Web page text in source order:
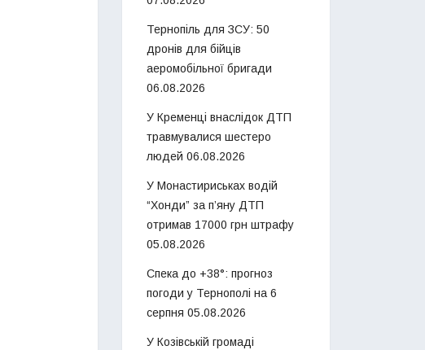
Тернопіль для ЗСУ: 50
дронів для бійців
аеромобільної бригади
06.08.2026
У Кременці внаслідок ДТП
травмувалися шестеро
людей 06.08.2026
У Монастириськах водій
“Хонди” за п’яну ДТП
отримав 17000 грн штрафу
05.08.2026
Спека до +38°: прогноз
погоди у Тернополі на 6
серпня 05.08.2026
У Козівській громаді